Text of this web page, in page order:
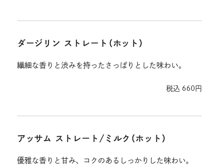
ダージリン ストレート（ホット）
繊細な香りと渋みを持ったさっぱりとした味わい。
税込 660円
アッサム ストレート/ミルク（ホット）
優雅な香りと甘み、コクのあるしっかりした味わい。